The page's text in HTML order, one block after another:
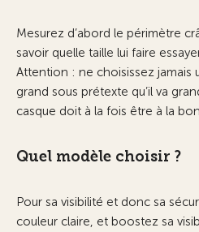
Mesurez d’abord le périmètre
savoir quelle taille lui faire
Attention : ne choisissez jamais
grand sous prétexte qu’il va
casque doit à la fois être à la
Quel modèle choisir ?
Pour sa visibilité et donc sa
couleur claire, et boostez sa